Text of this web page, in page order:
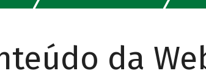
da